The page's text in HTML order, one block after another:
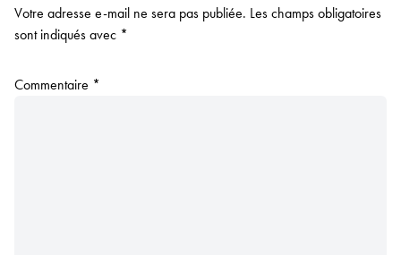
Votre adresse e-mail ne sera pas publiée. Les champs obligatoires
sont indiqués avec *
Commentaire *